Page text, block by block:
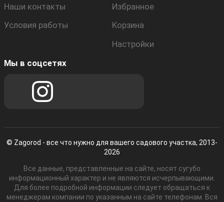
Наши контакты
Условия работы
Избранное
Корзина
Настройки
Мы в соцсетях
© Zagorod - все что нужно для вашего садового участка, 2013-
2026
Все данные, представленные на сайте, носят сугубо
информационный характер и не являются исчерпывающими.
Для более подробной информации следует обращаться к
менеджерам компании по указанным на сайте телефонам. Вся